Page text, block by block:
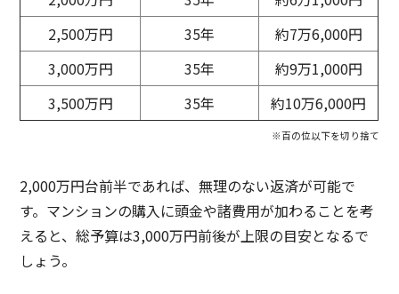
2,500万円
35年
約7万6,000円
3,000万円
35年
約9万1,000円
3,500万円
35年 約10万6,000円
※百の位以下を切り捨て
2,000万円台前半であれば、無理のない返済が可能で
す。マンションの購入に頭金や諸費用が加わることを考
えると、総予算は3,000万円前後が上限の目安となるで
しょう。